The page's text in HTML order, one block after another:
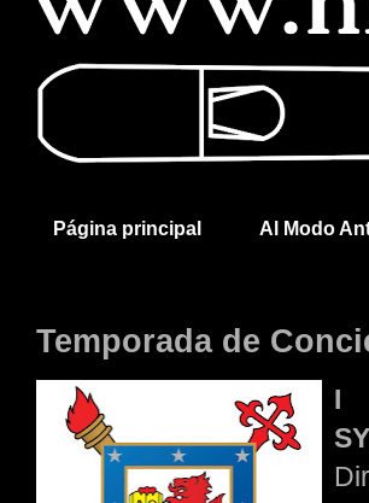
Página principal Al Modo
Temporada de
I